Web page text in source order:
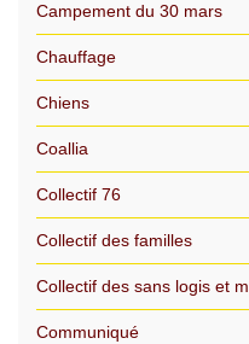
Campement du 30 mars
Chauffage
Chiens
Coallia
Collectif 76
Collectif des familles
Collectif des sans logis et
Communiqué